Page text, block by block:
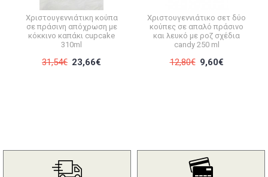
Χριστουγεννιάτικη κούπα
σε πράσινη απόχρωση με
κόκκινο καπάκι cupcake
310ml
31,54€ 23,66€
Χριστουγεννιάτικο σετ δύο
κούπες σε απαλό πράσινο
και λευκό με ροζ σχέδια
candy 250 ml
12,80€ 9,60€